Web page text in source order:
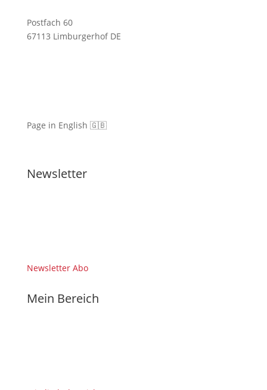
Postfach 60
67113 Limburgerhof DE
Page in English 🇬🇧
Newsletter
Newsletter Abo
Mein Bereich